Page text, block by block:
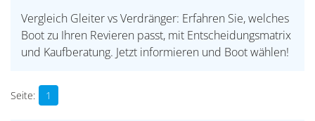
Vergleich Gleiter vs Verdränger: Erfahren Sie, welches
Boot zu Ihren Revieren passt, mit Entscheidungsmatrix
und Kaufberatung. Jetzt informieren und Boot wählen!
1